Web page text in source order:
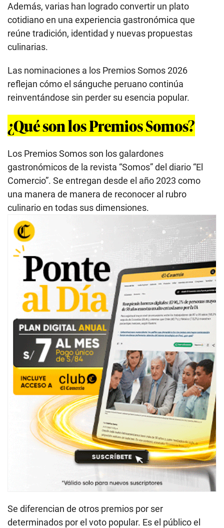
Además, varias han logrado convertir un plato
cotidiano en una experiencia gastronómica que
reúne tradición, identidad y nuevas propuestas
culinarias.
Las nominaciones a los Premios Somos 2026
reflejan cómo el sánguche peruano continúa
reinventándose sin perder su esencia popular.
¿Qué son los Premios Somos?
Los Premios Somos son los galardones
gastronómicos de la revista “Somos” del diario “El
Comercio”. Se entregan desde el año 2023 como
una manera de manera de reconocer al rubro
culinario en todas sus dimensiones.
Se diferencian de otros premios por ser
determinados por el voto popular. Es el público el